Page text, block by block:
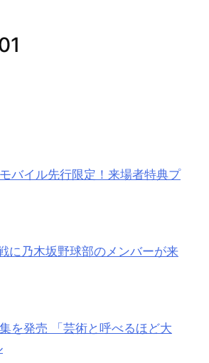
バイル先行限定！来場者特典プ
に乃木坂野球部のメンバーが来
を発売 「芸術と呼べるほど大